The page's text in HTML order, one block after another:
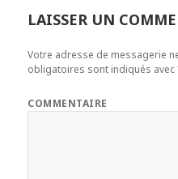
LAISSER UN
Votre adresse de messagerie
obligatoires sont indiqués avec
COMMENTAIRE